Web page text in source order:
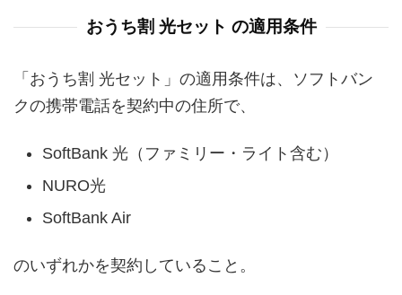
おうち割 光セット の適用条件
「おうち割 光セット」の適用条件は、ソフトバン
クの携帯電話を契約中の住所で、
SoftBank 光（ファミリー・ライト含む）
NURO光
SoftBank Air
のいずれかを契約していること。